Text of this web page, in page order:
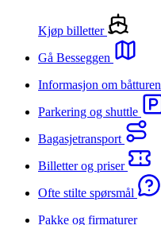
Kjøp billetter
Gå Besseggen
Informasjon om båtturen
Parkering og shuttle
Bagasjetransport
Billetter og priser
Ofte stilte spørsmål
Pakke og firmaturer